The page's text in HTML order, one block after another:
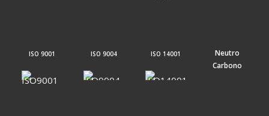
ISO 9001 ISO 9004 ISO 14001
Neutro
Carbono